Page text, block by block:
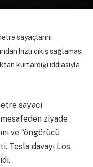
sayaçlarını
hızlı çıkış sağlaması
kurtardığı iddiasıyla
sayacı
ziyade
ve “öngörücü
Tesla davayı Los